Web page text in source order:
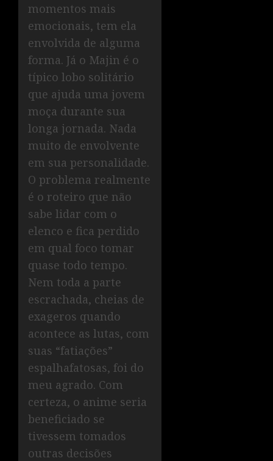
momentos mais
emocionais, tem ela
envolvida de alguma
forma. Já o Majin é o
típico lobo solitário
que ajuda uma jovem
moça durante sua
longa jornada. Nada
muito de envolvente
em sua personalidade.
O problema realmente
é o roteiro que não
sabe lidar com o
elenco e fica perdido
em qual foco tomar
quase todo tempo.
Nem toda a parte
escrachada, cheias de
exageros quando
acontece as lutas, com
suas “fatiações”
espalhafatosas, foi do
meu agrado. Com
certeza, o anime seria
beneficiado se
tivessem tomados
outras decisões